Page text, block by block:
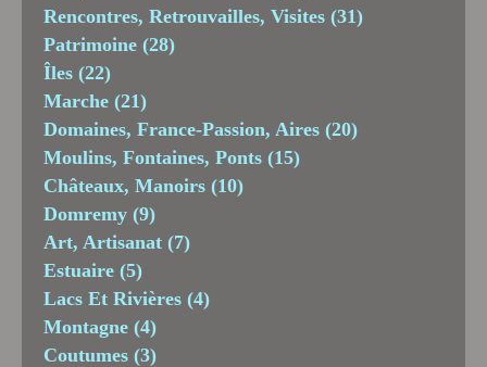
Rencontres, Retrouvailles, Visites (31)
Patrimoine (28)
Îles (22)
Marche (21)
Domaines, France-Passion, Aires (20)
Moulins, Fontaines, Ponts (15)
Châteaux, Manoirs (10)
Domremy (9)
Art, Artisanat (7)
Estuaire (5)
Lacs Et Rivières (4)
Montagne (4)
Coutumes (3)